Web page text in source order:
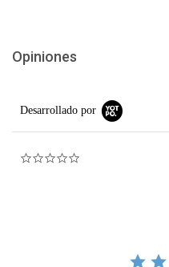
Opiniones
Desarrollado por